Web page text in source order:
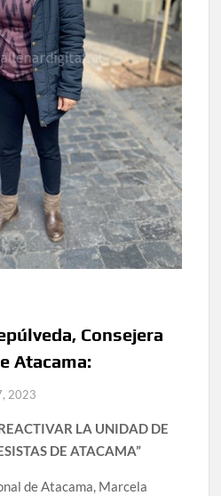
Consejera
Atacama:
2023
LA UNIDAD DE
DE ATACAMA”
de Atacama, Marcela